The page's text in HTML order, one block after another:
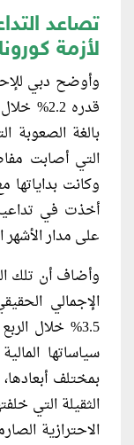
تصاعد
لأزمة كورونا
وأوضح دبي
بالغة الصعوبة
التي أصابت
وكانت
أخذت في
على مدار الأشهر
وأضاف أن تلك
الإجمالي
سياساتها
بمختلف
الثقيلة التي
الاحترازية